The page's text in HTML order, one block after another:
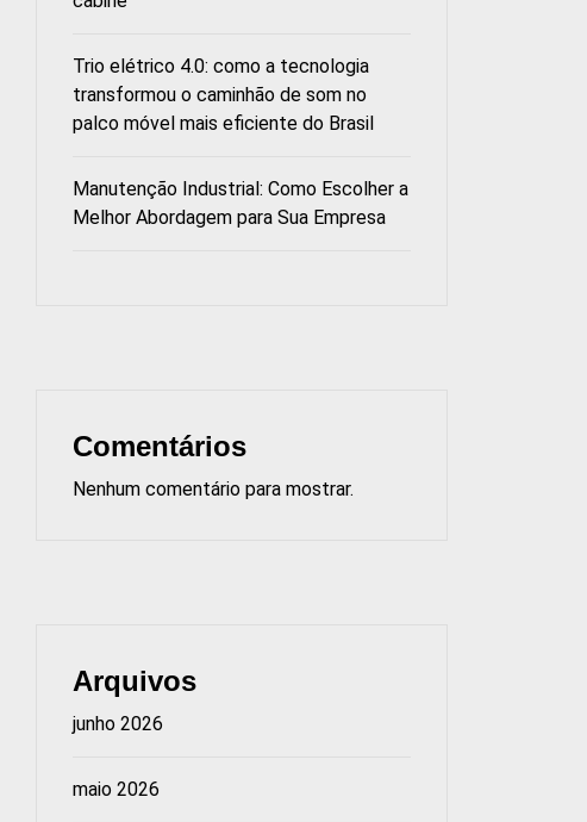
Trio elétrico 4.0: como a tecnologia
transformou o caminhão de som no
palco móvel mais eficiente do Brasil
Manutenção Industrial: Como Escolher a
Melhor Abordagem para Sua Empresa
Comentários
Nenhum comentário para mostrar.
Arquivos
junho 2026
maio 2026